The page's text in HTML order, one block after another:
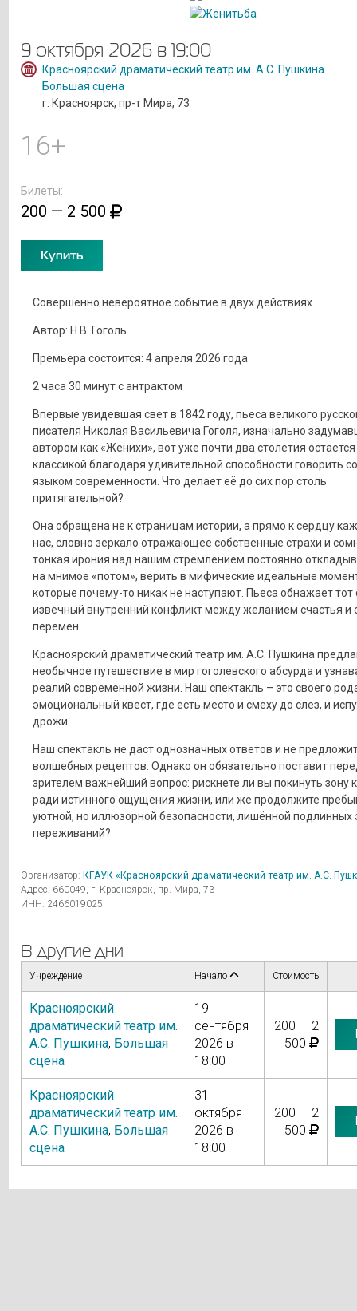
9 октября 2026 в 19:00
Красноярский драматический театр им. А.С. Пушкина
Большая сцена
г. Красноярск, пр-т Мира, 73
16+
Билеты:
200 — 2 500
Купить
Совершенно невероятное событие в двух действиях
Автор: Н.В. Гоголь
Премьера состоится: 4 апреля 2026 года
2 часа 30 минут с антрактом
Впервые увидевшая свет в 1842 году, пьеса великого
писателя Николая Васильевича Гоголя, изначально
автором как «Женихи», вот уже почти два столетия
классикой благодаря удивительной способности говорить
языком современности. Что делает её до сих пор столь
притягательной?
Она обращена не к страницам истории, а прямо к сердцу
нас, словно зеркало отражающее собственные страхи и
тонкая ирония над нашим стремлением постоянно
на мнимое «потом», верить в мифические идеальные
которые почему-то никак не наступают. Пьеса обнажает
извечный внутренний конфликт между желанием счастья и
перемен.
Красноярский драматический театр им. А.С. Пушкина
необычное путешествие в мир гоголевского абсурда и
реалий современной жизни. Наш спектакль – это своего
эмоциональный квест, где есть место и смеху до слез, и
дрожи.
Наш спектакль не даст однозначных ответов и не
волшебных рецептов. Однако он обязательно поставит
зрителем важнейший вопрос: рискнете ли вы покинуть зону
ради истинного ощущения жизни, или же продолжите
уютной, но иллюзорной безопасности, лишённой подлинных
переживаний?
Организатор: КГАУК «Красноярский драматический театр им. А.С.
Адрес: 660049, г. Красноярск, пр. Мира, 73
ИНН: 2466019025
В другие дни
Учреждение Начало Стоимость
Красноярский
драматический театр им.
А.С. Пушкина, Большая
сцена
19
сентября
2026 в
18:00
200 — 2
500
Красноярский
драматический театр им.
А.С. Пушкина, Большая
сцена
31
октября
2026 в
18:00
200 — 2
500